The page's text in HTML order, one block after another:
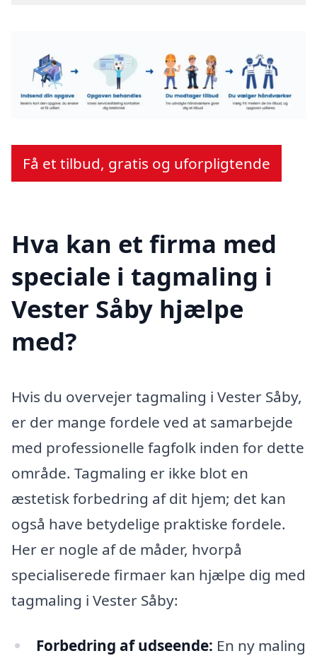
Få et tilbud, gratis og uforpligtende
Hva kan et firma med
speciale i tagmaling i
Vester Såby hjælpe
med?
Hvis du overvejer tagmaling i Vester Såby,
er der mange fordele ved at samarbejde
med professionelle fagfolk inden for dette
område. Tagmaling er ikke blot en
æstetisk forbedring af dit hjem; det kan
også have betydelige praktiske fordele.
Her er nogle af de måder, hvorpå
specialiserede firmaer kan hjælpe dig med
tagmaling i Vester Såby:
Forbedring af udseende: En ny maling